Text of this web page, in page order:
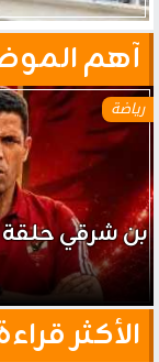
آهم
رياضة
بن شرقي حلقة
الأكثر